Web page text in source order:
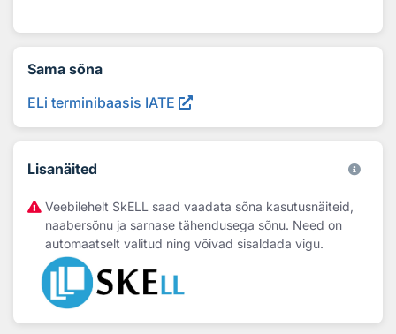
Sama sõna
ELi terminibaasis IATE
Lisanäited
Veebilehelt SkELL saad vaadata sõna kasutusnäiteid,
naabersõnu ja sarnase tähendusega sõnu. Need on
automaatselt valitud ning võivad sisaldada vigu.